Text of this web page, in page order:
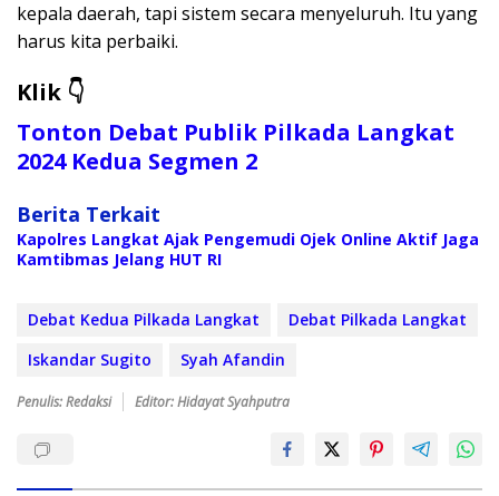
kepala daerah, tapi sistem secara menyeluruh. Itu yang
harus kita perbaiki.
Klik 👇
Tonton Debat Publik Pilkada Langkat
2024 Kedua Segmen 2
Berita Terkait
Kapolres Langkat Ajak Pengemudi Ojek Online Aktif Jaga
Kamtibmas Jelang HUT RI
Debat Kedua Pilkada Langkat
Debat Pilkada Langkat
Iskandar Sugito
Syah Afandin
Penulis: Redaksi Editor: Hidayat Syahputra